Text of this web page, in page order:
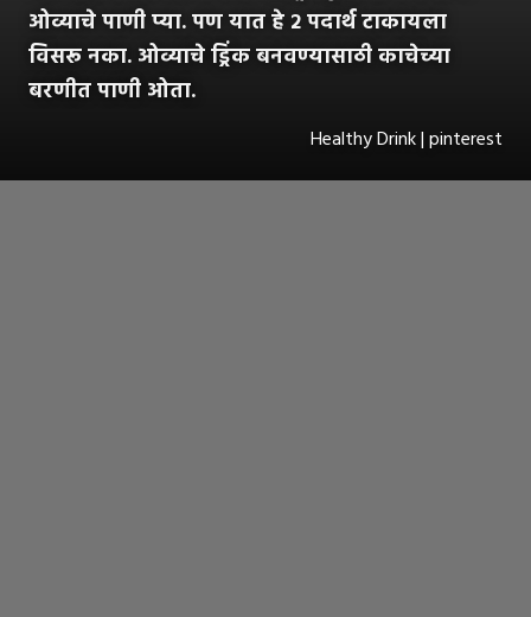
ओव्याचे पाणी प्या. पण यात हे २ पदार्थ टाकायला
विसरू नका. ओव्याचे ड्रिंक बनवण्यासाठी काचेच्या
बरणीत पाणी ओता.
Healthy Drink | pinterest